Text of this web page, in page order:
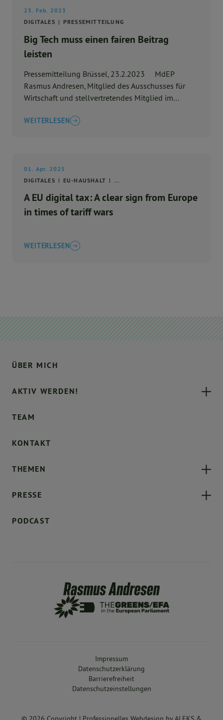
23. Feb. 2023
DIGITALES
PRESSEMITTEILUNG
Big Tech muss einen fairen Beitrag
leisten
Pressemitteilung Brüssel, 23.2.2023 MdEP
Rasmus Andresen, Mitglied des Ausschusses für
Wirtschaft und stellvertretendes Mitglied im
WEITERLESEN
01. Apr. 2025
DIGITALES
EU-HAUSHALT ...
A EU digital tax: A clear sign from Europe
in times of tariff wars
WEITERLESEN
ÜBER MICH
AKTIV WERDEN!
TEAM
KONTAKT
THEMEN
PRESSE
PODCAST
Impressum
Datenschutzerklärung
Barrierefreiheit
Datenschutzeinstellungen